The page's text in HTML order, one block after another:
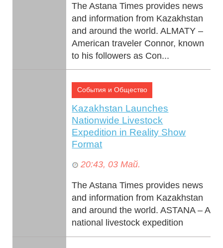
The Astana Times provides news
and information from Kazakhstan
and around the world. ALMATY –
American traveler Connor, known
to his followers as Con...
События и Общество
Kazakhstan Launches
Nationwide Livestock
Expedition in Reality Show
Format
20:43, 03 Май.
The Astana Times provides news
and information from Kazakhstan
and around the world. ASTANA – A
national livestock expedition
kicked off from Astana ...